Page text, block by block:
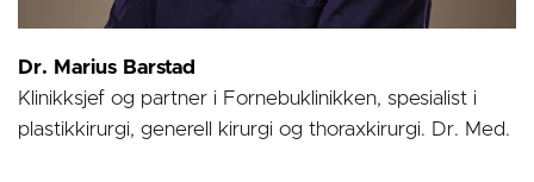
Dr. Marius Barstad
Klinikksjef og partner i Fornebuklinikken, spesialist i
plastikkirurgi, generell kirurgi og thoraxkirurgi. Dr. Med.